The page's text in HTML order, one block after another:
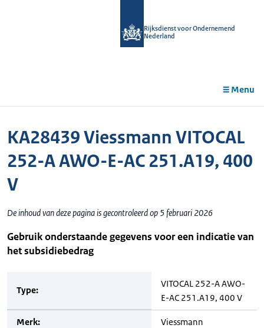
Rijksdienst voor Ondernemend
Nederland
Menu
KA28439 Viessmann VITOCAL
252-A AWO-E-AC 251.A19, 400
V
De inhoud van deze pagina is gecontroleerd op 5 februari 2026
Gebruik onderstaande gegevens voor een indicatie van
het subsidiebedrag
Type:
VITOCAL 252-A AWO-
E-AC 251.A19, 400 V
Merk: Viessmann